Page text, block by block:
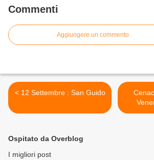
Commenti
Aggiungere un commento
< 12 Settembre : San Guido
Ospitato da Overblog
I migliori post